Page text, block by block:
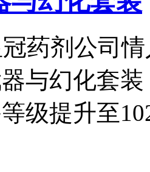
药剂公司
与幻化套
级提升至